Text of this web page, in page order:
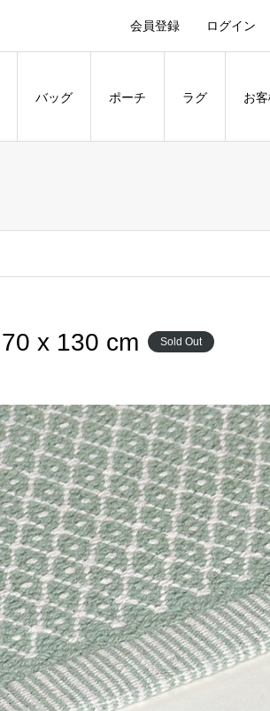
会員登録 ログイン
バッグ ポーチ ラグ お
x 130 cm Sold Out